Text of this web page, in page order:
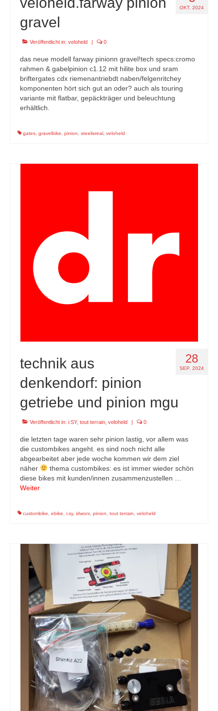
OKT. 2024
gravel
Veröffentlicht in: veloheld | 0
das neue modell farway pinionn gravel!tech specs:cromo
rahmen & gabelpinion c1.12 mit hilite box und sram
briftergates cdx riemenantriebdt naben/felgenritchey
komponenten hört sich gut an oder? auch als touring
variante mit flatbar, gepäckträger und beleuchtung
erhältlich.
gates gravelbike pinion steelisreal veloheld
28
SEP. 2024
technik aus
denkendorf: pinion
getriebe und pinion mgu
Veröffentlicht in: i:SY, tout terrain veloheld | 0
die letzten tage waren sehr pinion lastig, vor allem was
die custombikes angeht. es sind noch nicht alle
abgearbeitet aber jede woche kommen wir dem ziel
näher
thema custombikes: es ist immer wieder schön
diese bikes mit kunden/innen zusammenzustellen …
Weiter
custombike ebike i:sy, idworx pinion tout terrain veloheld